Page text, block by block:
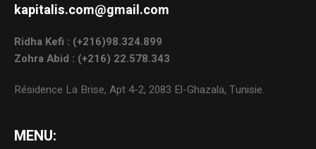
kapitalis.com@gmail.com
Ridha Kefi : (+216)98.324.899
Zohra Abid : (+216) 22.578.343
Résidence La Brise, Apt 4-2, 2083 El-Ghazala, Tunisie.
MENU: